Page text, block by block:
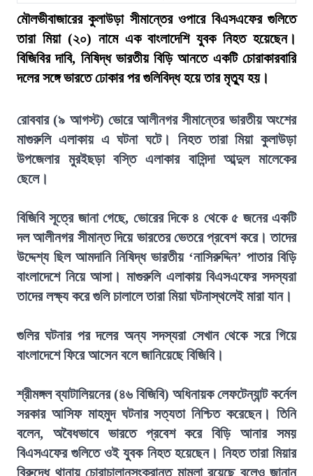
মৌলভীবাজারের কুলাউড়া সীমান্তের ওপারে বিএসএফের গুলিতে
তারা মিয়া (২০) নামে এক বাংলাদেশি যুবক নিহত হয়েছেন।
বিজিবির দাবি, নিষিদ্ধ ভারতীয় বিড়ি আনতে একটি চোরাকারবারি
দলের সঙ্গে ভারতে ঢোকার পর গুলিবিদ্ধ হয়ে তার মৃত্যু হয়।
রোববার (৯ আগস্ট) ভোরে আলীনগর সীমান্তের ভারতীয় অংশের
মাগুরুলি এলাকায় এ ঘটনা ঘটে। নিহত তারা মিয়া কুলাউড়া
উপজেলার মুরইছড়া বস্তি এলাকার বাসিন্দা আব্দুল মালেকের
ছেলে।
বিজিবি সূত্রে জানা গেছে, ভোরের দিকে ৪ থেকে ৫ জনের একটি
দল আলীনগর সীমান্ত দিয়ে ভারতের ভেতরে প্রবেশ করে। তাদের
উদ্দেশ্য ছিল আমদানি নিষিদ্ধ ভারতীয় ‘নাসিরুদ্দিন’ পাতার বিড়ি
বাংলাদেশে নিয়ে আসা। মাগুরুলি এলাকায় বিএসএফের সদস্যরা
তাদের লক্ষ্য করে গুলি চালালে তারা মিয়া ঘটনাস্থলেই মারা যান।
গুলির ঘটনার পর দলের অন্য সদস্যরা সেখান থেকে সরে গিয়ে
বাংলাদেশে ফিরে আসেন বলে জানিয়েছে বিজিবি।
শ্রীমঙ্গল ব্যাটালিয়নের (৪৬ বিজিবি) অধিনায়ক লেফটেন্যান্ট কর্নেল
সরকার আসিফ মাহমুদ ঘটনার সত্যতা নিশ্চিত করেছেন। তিনি
বলেন, অবৈধভাবে ভারতে প্রবেশ করে বিড়ি আনার সময়
বিএসএফের গুলিতে ওই যুবক নিহত হয়েছেন। নিহত তারা মিয়ার
বিরুদ্ধে থানায় চোরাচালানসংক্রান্ত মামলা রয়েছে বলেও জানান